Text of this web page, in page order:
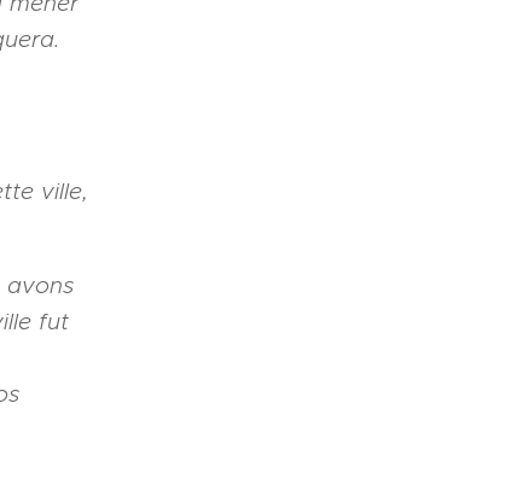
ville,
avons
fut